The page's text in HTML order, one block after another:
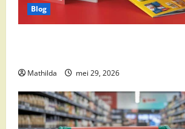
Blog
Mathilda mei 29, 2026